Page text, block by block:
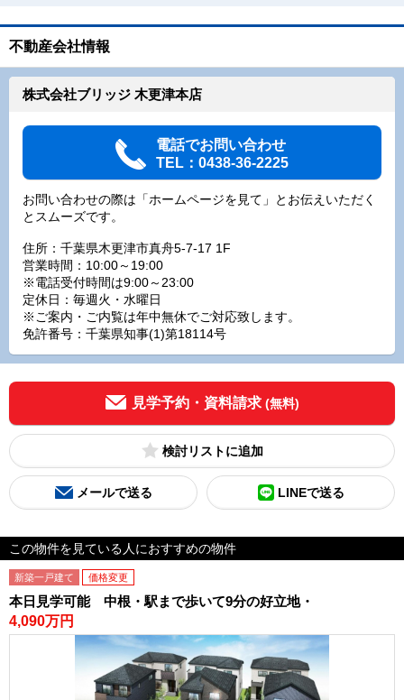
不動産会社情報
株式会社ブリッジ 木更津本店
電話でお問い合わせ
TEL：0438-36-2225
お問い合わせの際は「ホームページを見て」とお伝えいただく
とスムーズです。
住所：千葉県木更津市真舟5-7-17 1F
営業時間：10:00～19:00
※電話受付時間は9:00～23:00
定休日：毎週火・水曜日
※ご案内・ご内覧は年中無休でご対応致します。
免許番号：千葉県知事(1)第18114号
見学予約・資料請求 (無料)
検討リスト
メールで送る LINEで送る
この物件を見ている人におすすめの物件
新築一戸建て 価格変更
本日見学可能 中根・駅まで歩いて9分の好立地・
4,090万円